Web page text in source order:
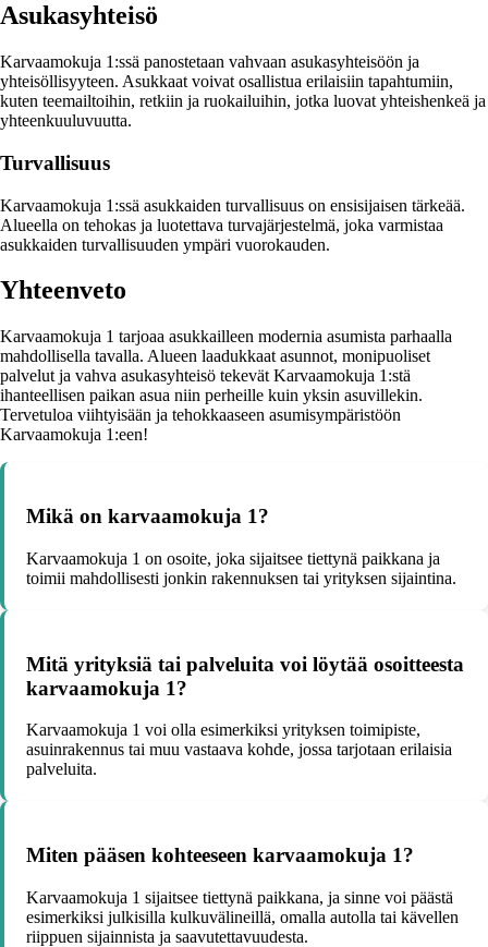
Asukasyhteisö
Karvaamokuja 1:ssä panostetaan vahvaan asukasyhteisöön ja
yhteisöllisyyteen. Asukkaat voivat osallistua erilaisiin tapahtumiin,
kuten teemailtoihin, retkiin ja ruokailuihin, jotka luovat yhteishenkeä ja
yhteenkuuluvuutta.
Turvallisuus
Karvaamokuja 1:ssä asukkaiden turvallisuus on ensisijaisen tärkeää.
Alueella on tehokas ja luotettava turvajärjestelmä, joka varmistaa
asukkaiden turvallisuuden ympäri vuorokauden.
Yhteenveto
Karvaamokuja 1 tarjoaa asukkailleen modernia asumista parhaalla
mahdollisella tavalla. Alueen laadukkaat asunnot, monipuoliset
palvelut ja vahva asukasyhteisö tekevät Karvaamokuja 1:stä
ihanteellisen paikan asua niin perheille kuin yksin asuvillekin.
Tervetuloa viihtyisään ja tehokkaaseen asumisympäristöön
Karvaamokuja 1:een!
Mikä on karvaamokuja 1?
Karvaamokuja 1 on osoite, joka sijaitsee tiettynä paikkana ja
toimii mahdollisesti jonkin rakennuksen tai yrityksen sijaintina.
Mitä yrityksiä tai palveluita voi löytää osoitteesta
karvaamokuja 1?
Karvaamokuja 1 voi olla esimerkiksi yrityksen toimipiste,
asuinrakennus tai muu vastaava kohde, jossa tarjotaan erilaisia
palveluita.
Miten pääsen kohteeseen karvaamokuja 1?
Karvaamokuja 1 sijaitsee tiettynä paikkana, ja sinne voi päästä
esimerkiksi julkisilla kulkuvälineillä, omalla autolla tai kävellen
riippuen sijainnista ja saavutettavuudesta.